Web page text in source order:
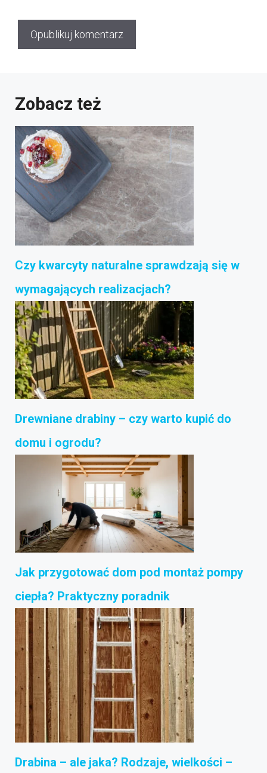
Zobacz też
Czy kwarcyty naturalne sprawdzają się w
wymagających realizacjach?
Drewniane drabiny – czy warto kupić do
domu i ogrodu?
Jak przygotować dom pod montaż pompy
ciepła? Praktyczny poradnik
Drabina – ale jaka? Rodzaje, wielkości –